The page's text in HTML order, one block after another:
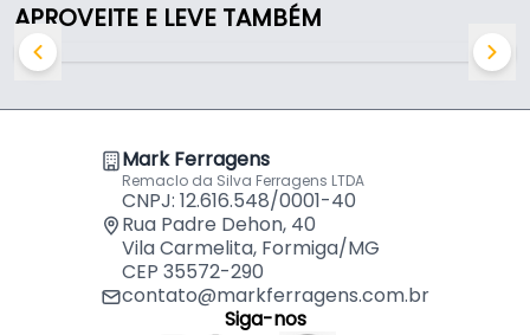
- Diâmetro interno: 17 cm
- Diâmetro externa: 17,5 cm
01 Tampa Redonda de Alumínio 17 cm – MK
01 Pomel de Madeira
APROVEITE E LEVE TAMBÉM
Mark Ferragens
Remaclo da Silva Ferragens LTDA
CNPJ: 12.616.548/0001-40
Rua Padre Dehon, 40
Vila Carmelita, Formiga/MG
CEP 35572-290
contato@markferragens.com.br
Siga-nos